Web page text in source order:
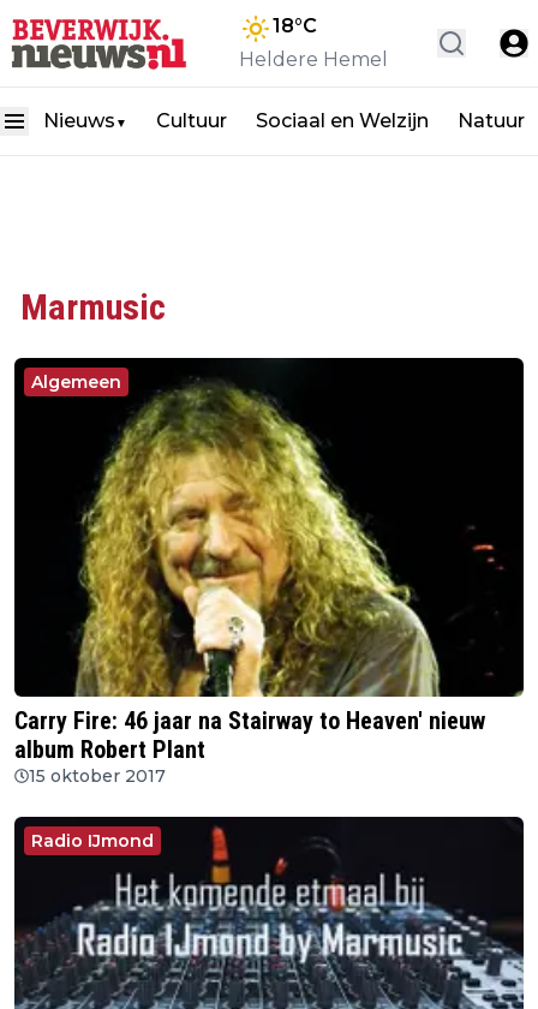
18°C
Heldere Hemel
Nieuws ▼ Cultuur Sociaal en Welzijn Natuur
Marmusic
Algemeen
Carry Fire: 46 jaar na Stairway to Heaven' nieuw
album Robert Plant
15 oktober 2017
Radio IJmond